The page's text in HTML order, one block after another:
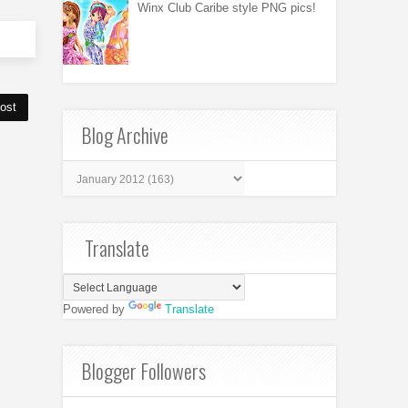
Winx Club Caribe style PNG pics!
Blog Archive
Translate
Powered by Translate
Blogger Followers